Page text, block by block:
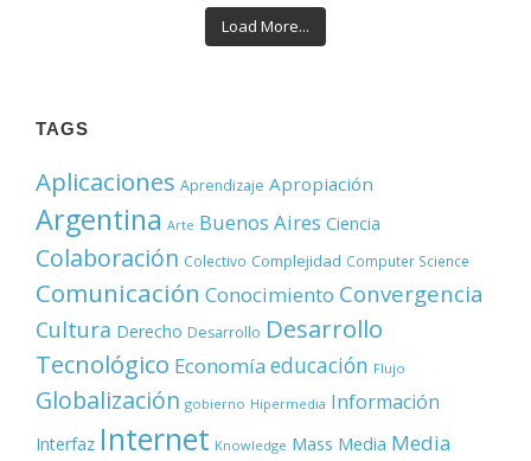
Load More...
TAGS
Aplicaciones Aprendizaje Apropiación
Argentina Arte Buenos Aires Ciencia
Colaboración Colectivo Complejidad Computer Science
Comunicación Conocimiento Convergencia
Cultura Derecho Desarrollo Desarrollo
Tecnológico Economía educación Flujo
Globalización gobierno Hipermedia Información
Interfaz Internet Knowledge Mass Media Media